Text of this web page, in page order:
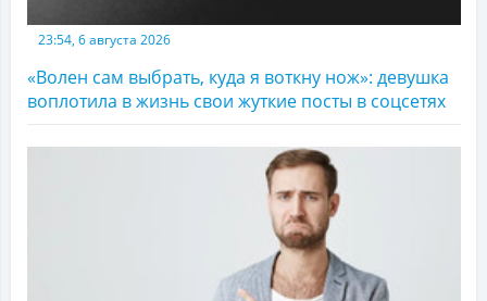
23:54, 6 августа 2026
«Волен сам выбрать, куда я воткну нож»: девушка
воплотила в жизнь свои жуткие посты в соцсетях